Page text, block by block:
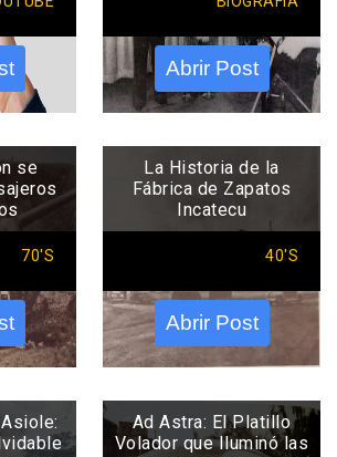
Abrir Post
se
70'S
La Historia de la
Fábrica de Zapatos
Incatecu
40'S
Abrir Post
Ad Astra: El Platillo
Volador que Iluminó las